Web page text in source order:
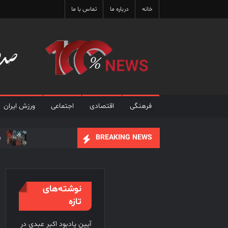
خانه درباره ما تماس با ما
فرهنگی اقتصادی اجتماعی ورزش ایران
BREAKING NEWS
نوشته‌های
تازه
آیین یادبود اکبر عبدی در